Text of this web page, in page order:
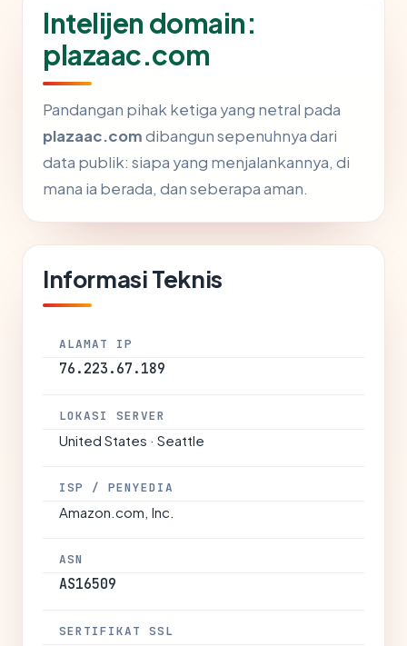
Intelijen domain:
plazaac.com
Pandangan pihak ketiga yang netral pada
plazaac.comdibangun sepenuhnya dari
data publik: siapa yang menjalankannya, di
mana ia berada, dan seberapa aman.
Informasi Teknis
ALAMAT IP
76.223.67.189
LOKASI SERVER
United States · Seattle
ISP / PENYEDIA
Amazon.com, Inc.
ASN
AS16509
SERTIFIKAT SSL